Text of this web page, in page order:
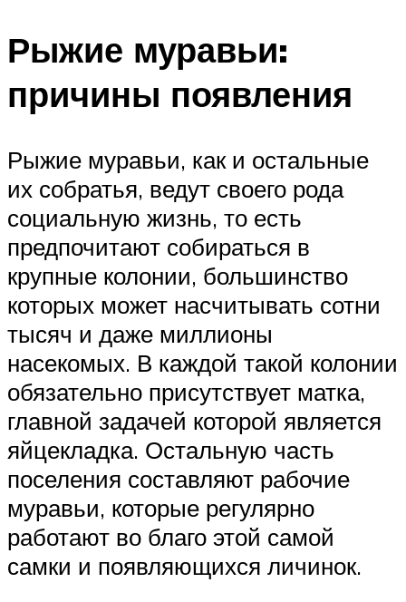
Рыжие муравьи:
причины появления
Рыжие муравьи, как и остальные
их собратья, ведут своего рода
социальную жизнь, то есть
предпочитают собираться в
крупные колонии, большинство
которых может насчитывать сотни
тысяч и даже миллионы
насекомых. В каждой такой колонии
обязательно присутствует матка,
главной задачей которой является
яйцекладка. Остальную часть
поселения составляют рабочие
муравьи, которые регулярно
работают во благо этой самой
самки и появляющихся личинок.